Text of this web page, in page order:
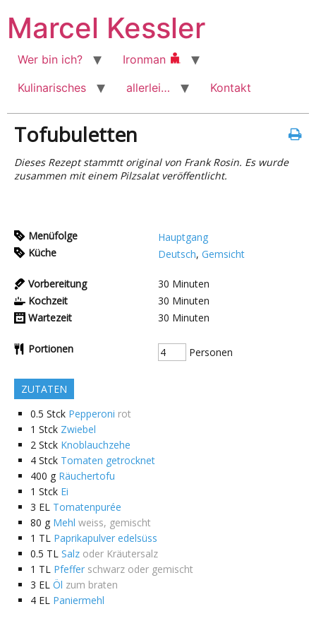
Inhalt
wechseln
Marcel Kessler
Wer bin ich?
Ironman
Kulinarisches
allerlei… Kontakt
Tofubuletten
Dieses Rezept stammtt original von Frank Rosin. Es wurde
zusammen mit einem Pilzsalat veröffentlicht.
Menüfolge
Hauptgang
Küche
Deutsch, Gemsicht
Vorbereitung 30 Minuten
Kochzeit
30 Minuten
Wartezeit
30 Minuten
Portionen Personen
ZUTATEN
0.5 Stck Pepperoni rot
1 Stck Zwiebel
2 Stck Knoblauchzehe
4 Stck Tomaten getrocknet
400 g Räuchertofu
1 Stck Ei
3 EL Tomatenpurée
80 g Mehl weiss, gemischt
1 TL Paprikapulver edelsüss
0.5 TL Salz oder Kräutersalz
1 TL Pfeffer schwarz oder gemischt
3 EL Öl zum braten
4 EL Paniermehl